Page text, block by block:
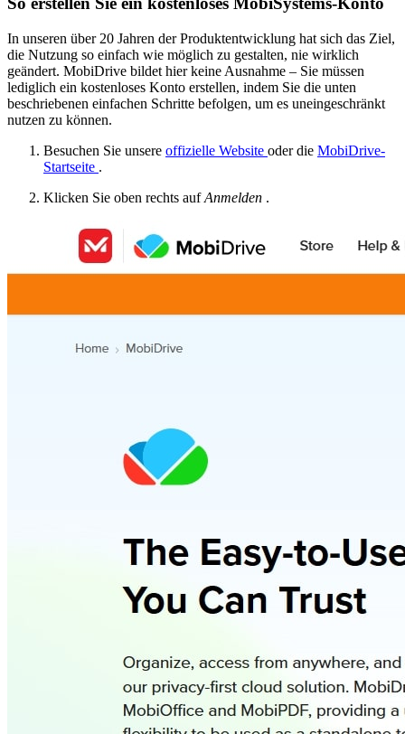
In unseren über 20 Jahren der Produktentwicklung hat sich das Ziel,
die Nutzung so einfach wie möglich zu gestalten, nie wirklich
geändert. MobiDrive bildet hier keine Ausnahme – Sie müssen
lediglich ein kostenloses Konto erstellen, indem Sie die unten
beschriebenen einfachen Schritte befolgen, um es uneingeschränkt
nutzen zu können.
Besuchen Sie unsere offizielle Website oder die MobiDrive-
Startseite .
Klicken Sie oben rechts aufAnmelden .